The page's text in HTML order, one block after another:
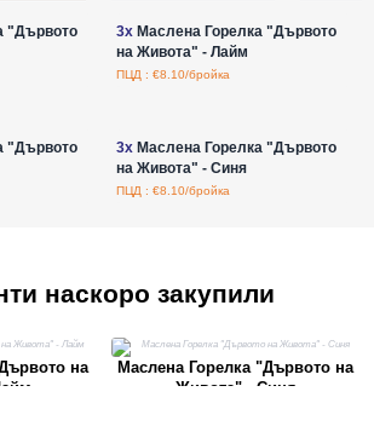
"Дървото
3xМаслена Горелка "Дървото
на Живота" - Лайм
ПЦД : €8.10/бройка
"Дървото
3xМаслена Горелка "Дървото
на Живота" - Синя
ПЦД : €8.10/бройка
наскоро закупили
на
Маслена Горелка "Дървото на
Живота" - Синя